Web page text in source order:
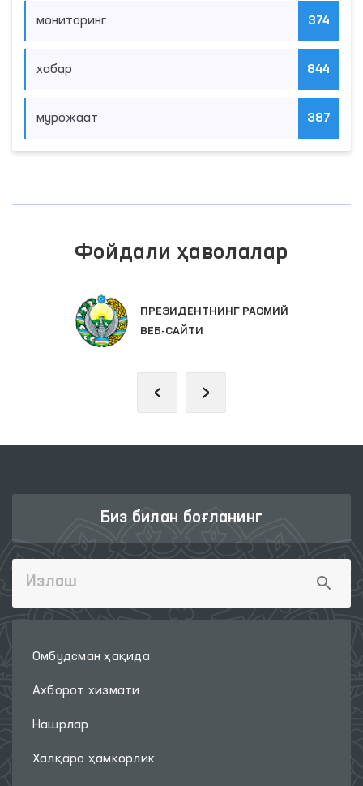
мониторинг 374
хабар 844
мурожаат 387
Фойдали ҳаволалар
ПРЕЗИДЕНТНИНГ РАСМИЙ
ВЕБ-САЙТИ
‹ ›
Биз билан боғланинг
Омбудсман ҳақида
Ахборот хизмати
Нашрлар
Халқаро ҳамкорлик